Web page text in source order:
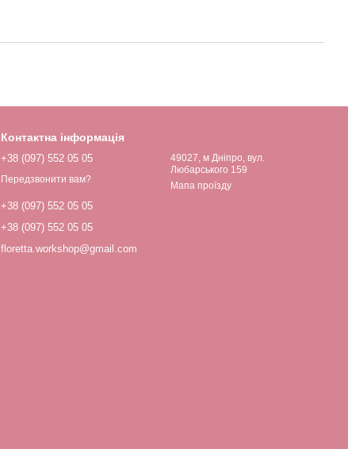
Контактна інформація
+38 (097) 552 05 05
Передзвонити вам?
+38 (097) 552 05 05
+38 (097) 552 05 05
floretta.workshop@gmail.com
49027, м Дніпро, вул.
Любарського 159
Мапа проїзду